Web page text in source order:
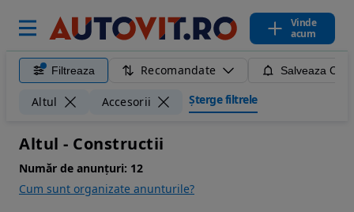
Vinde
acum
Filtreaza Recomandate Salveaza
Altul Accesorii Șterge filtrele
Altul - Constructii
Număr de anunțuri: 12
Cum sunt organizate anunturile?